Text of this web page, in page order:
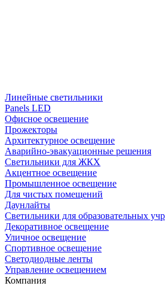
Линейные светильники
Panels LED
Офисное освещение
Прожекторы
Архитектурное освещение
Аварийно-эвакуационные решения
Светильники для ЖКХ
Акцентное освещение
Промышленное освещение
Для чистых помещений
Даунлайты
Светильники для образовательных
Декоративное освещение
Уличное освещение
Спортивное освещение
Светодиодные ленты
Управление освещением
Компания